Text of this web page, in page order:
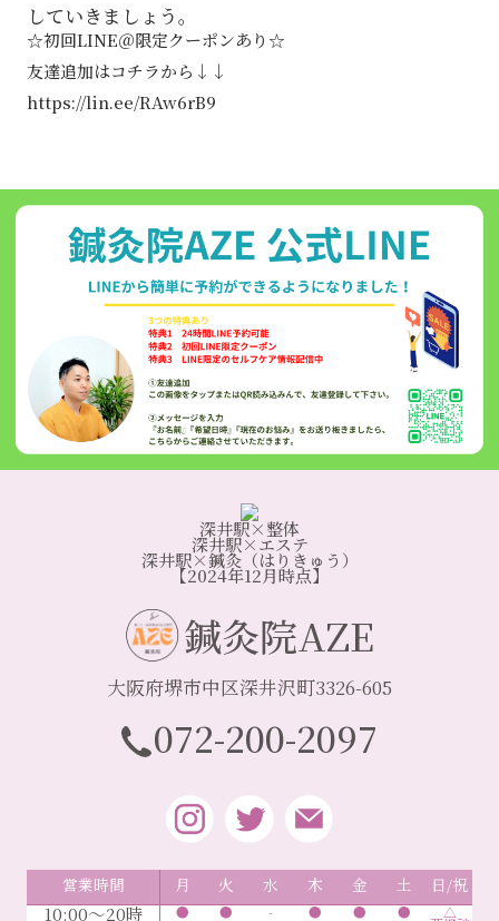
していきましょう。
☆初回LINE＠限定クーポンあり☆
友達追加はコチラから↓↓
https://lin.ee/RAw6rB9
深井駅×整体
深井駅×エステ
深井駅×鍼灸（はりきゅう）
【2024年12月時点】
鍼灸院AZE
大阪府堺市中区深井沢町3326-605
072-200-2097
営業時間 月 火 水 木 金 土 日/祝
10:00～20時 ● ● - ● ● ● △